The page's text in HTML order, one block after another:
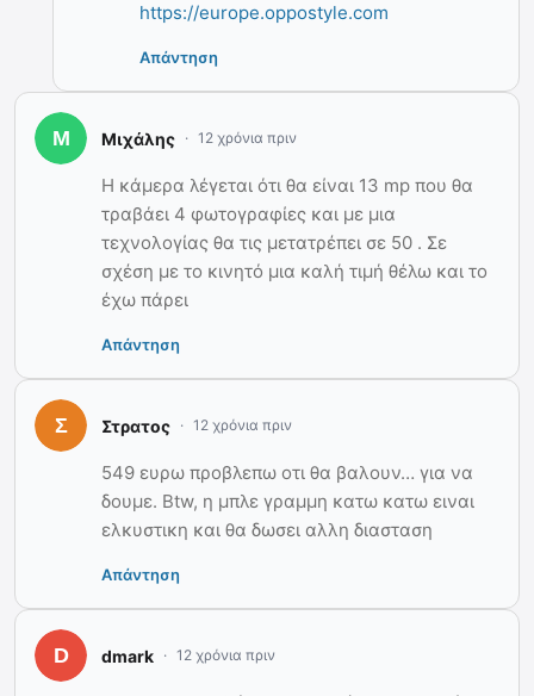
https://europe.oppostyle.com
Απάντηση
Μιχάλης 12 χρόνια πριν
Η κάμερα λέγεται ότι θα είναι 13 mp που θα
τραβάει 4 φωτογραφίες και με μια
τεχνολογίας θα τις μετατρέπει σε 50 . Σε
σχέση με το κινητό μια καλή τιμή θέλω και το
έχω πάρει
Απάντηση
Στρατος 12 χρόνια πριν
549 ευρω προβλεπω οτι θα βαλουν… για να
δουμε. Btw, η μπλε γραμμη κατω κατω ειναι
ελκυστικη και θα δωσει αλλη διασταση
Απάντηση
dmark 12 χρόνια πριν